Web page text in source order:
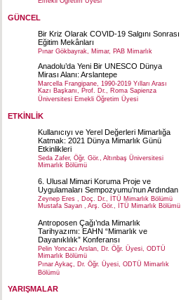
GÜNCEL
Bir Kriz Olarak COVID-19 Salgını Sonrası
Eğitim Mekânları
Pınar Gökbayrak, Mimar, PAB Mimarlık
Anadolu’da Yeni Bir UNESCO Dünya
Mirası Alanı: Arslantepe
Marcella Frangipane, 1990-2019 Yılları Arası
Kazı Başkanı, Prof. Dr., Roma Sapienza
Üniversitesi Emekli Öğretim Üyesi
ETKİNLİK
Kullanıcıyı ve Yerel Değerleri Mimarlığa
Katmak: 2021 Dünya Mimarlık Günü
Etkinlikleri
Seda Zafer, Öğr. Gör., Altınbaş Üniversitesi
Mimarlık Bölümü
6. Ulusal Mimari Koruma Proje ve
Uygulamaları Sempozyumu’nun Ardından
Zeynep Eres , Doç. Dr., İTÜ Mimarlık Bölümü
Mustafa Sayan , Arş. Gör., İTÜ Mimarlık Bölümü
Antroposen Çağı’nda Mimarlık
Tarihyazımı: EAHN “Mimarlık ve
Dayanıklılık” Konferansı
Pelin Yoncacı Arslan, Dr. Öğr. Üyesi, ODTÜ
Mimarlık Bölümü
Pınar Aykaç, Dr. Öğr. Üyesi, ODTÜ Mimarlık
Bölümü
YARIŞMALAR